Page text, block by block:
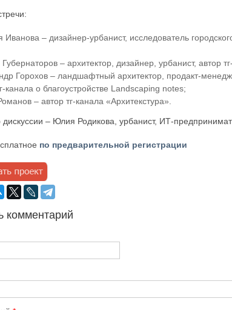
Иванова – дизайнер-урбанист, исследователь
– архитектор, дизайнер, урбанист, автор
Горохов – ландшафтный архитектор, продакт-
канала о благоустройстве Landscaping notes;
– автор тг-канала «Архитекстура».
– Юлия Родикова, урбанист, ИТ-
по предварительной регистрации
комментарий